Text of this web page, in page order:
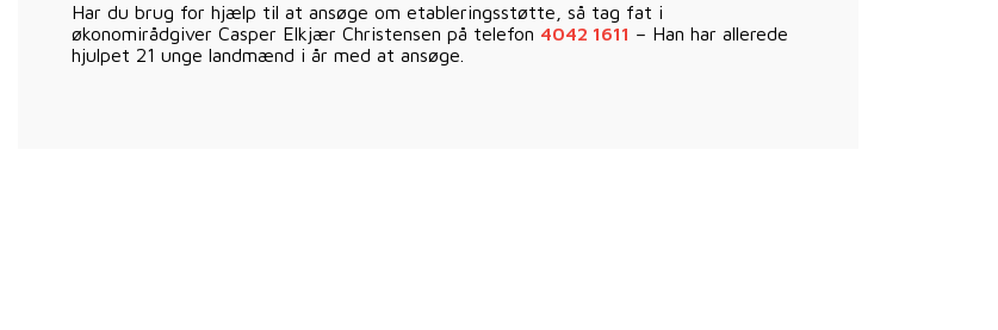
Har du brug for hjælp til at ansøge om etableringsstøtte, så tag fat i
økonomirådgiver Casper Elkjær Christensen på telefon 4042 1611 – Han har allerede
hjulpet 21 unge landmænd i år med at ansøge.